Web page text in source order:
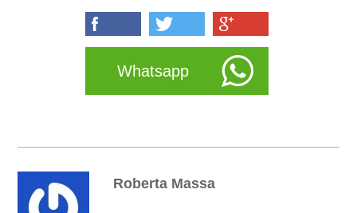
Whatsapp
Roberta Massa